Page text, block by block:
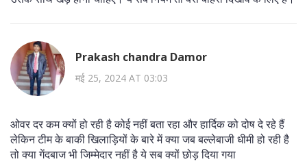
Prakash chandra Damor
मई 25, 2024 AT 03:03
ओवर दर कम क्यों हो रही है कोई नहीं बता रहा और हार्दिक को दोष दे रहे हैं
लेकिन टीम के बाकी खिलाड़ियों के बारे में क्या जब बल्लेबाजी धीमी हो रही है
तो क्या गेंदबाज भी जिम्मेदार नहीं है ये सब क्यों छोड़ दिया गया